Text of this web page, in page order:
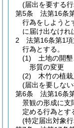
(届出を要する
第5条
法第16条
行為をしようと
に届け出なけれ
2
法第16条第1
行為とする。
(1)
土地の開
形質の変更
(2)
木竹の植
(届出を要しな
第6条
法第16条
景観の形成に支
定める行為とす
(特定届出対象